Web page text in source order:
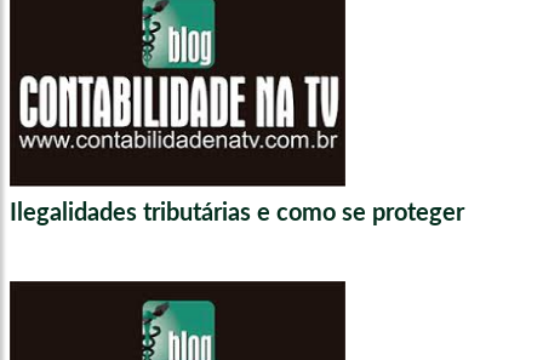
Ilegalidades tributárias e como se proteger